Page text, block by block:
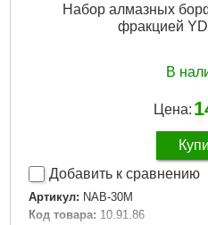
Набор алмазных
фракцией
В
Цена:
Добавить к сравнению
Артикул: NAB-30M
Код товара: 10.91.86